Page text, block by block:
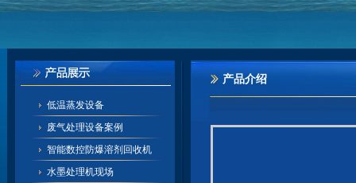
低温蒸发设备
废气处理设备案例
智能数控防爆溶剂回收机
水墨处理机现场
产品介绍